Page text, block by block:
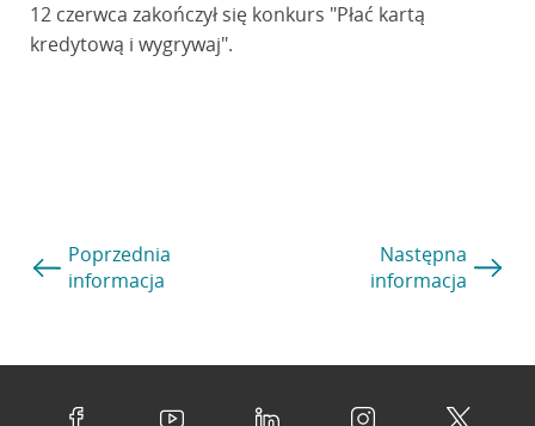
12 czerwca zakończył się konkurs "Płać kartą
kredytową i wygrywaj".
Poprzednia
informacja
Następna
informacja